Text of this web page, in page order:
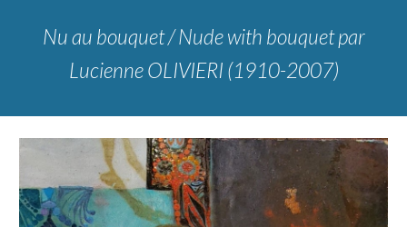
Nu au bouquet / Nude with bouquet par
Lucienne OLIVIERI (1910-2007)